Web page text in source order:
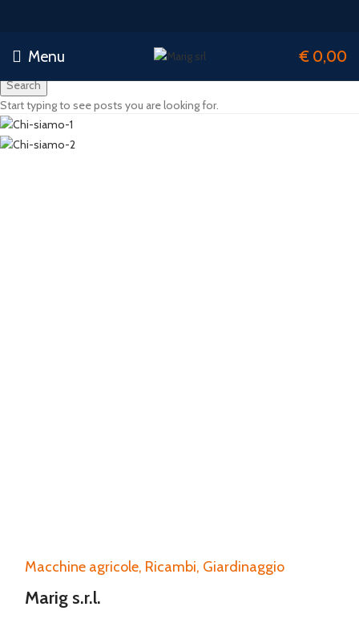
Menu € 0,00
Macchine agricole, Ricambi, Giardinaggio
Marig s.r.l.
Search
Start typing to see posts you are looking for.